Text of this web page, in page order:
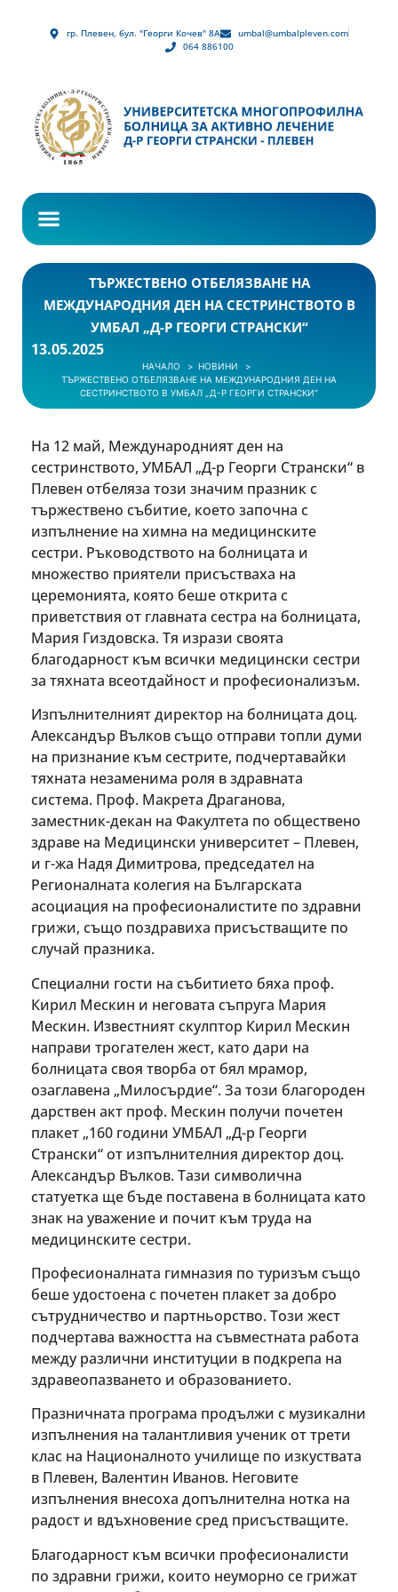
гр. Плевен, бул. "Георги Кочев" 8А
umbal@umbalpleven.com
064 886100
ТЪРЖЕСТВЕНО ОТБЕЛЯЗВАНЕ НА
МЕЖДУНАРОДНИЯ ДЕН НА СЕСТРИНСТВОТО В
УМБАЛ „Д-Р ГЕОРГИ СТРАНСКИ“
13.05.2025
НАЧАЛО
НОВИНИ
ТЪРЖЕСТВЕНО ОТБЕЛЯЗВАНЕ НА МЕЖДУНАРОДНИЯ ДЕН НА
СЕСТРИНСТВОТО В УМБАЛ „Д-Р ГЕОРГИ СТРАНСКИ“
На 12 май, Международният ден на
сестринството, УМБАЛ „Д-р Георги Странски“ в
Плевен отбеляза този значим празник с
тържествено събитие, което започна с
изпълнение на химна на медицинските
сестри. Ръководството на болницата и
множество приятели присъстваха на
церемонията, която беше открита с
приветствия от главната сестра на болницата,
Мария Гиздовска. Тя изрази своята
благодарност към всички медицински сестри
за тяхната всеотдайност и професионализъм.
Изпълнителният директор на болницата доц.
Александър Вълков също отправи топли думи
на признание към сестрите, подчертавайки
тяхната незаменима роля в здравната
система. Проф. Макрета Драганова,
заместник-декан на Факултета по обществено
здраве на Медицински университет – Плевен,
и г-жа Надя Димитрова, председател на
Регионалната колегия на Българската
асоциация на професионалистите по здравни
грижи, също поздравиха присъстващите по
случай празника.
Специални гости на събитието бяха проф.
Кирил Мескин и неговата съпруга Мария
Мескин. Известният скулптор Кирил Мескин
направи трогателен жест, като дари на
болницата своя творба от бял мрамор,
озаглавена „Милосърдие“. За този благороден
дарствен акт проф. Мескин получи почетен
плакет „160 години УМБАЛ „Д-р Георги
Странски“ от изпълнителния директор доц.
Александър Вълков. Тази символична
статуетка ще бъде поставена в болницата като
знак на уважение и почит към труда на
медицинските сестри.
Професионалната гимназия по туризъм също
беше удостоена с почетен плакет за добро
сътрудничество и партньорство. Този жест
подчертава важността на съвместната работа
между различни институции в подкрепа на
здравеопазването и образованието.
Празничната програма продължи с музикални
изпълнения на талантливия ученик от трети
клас на Националното училище по изкуствата
в Плевен, Валентин Иванов. Неговите
изпълнения внесоха допълнителна нотка на
радост и вдъхновение сред присъстващите.
Благодарност към всички професионалисти
по здравни грижи, които неуморно се грижат